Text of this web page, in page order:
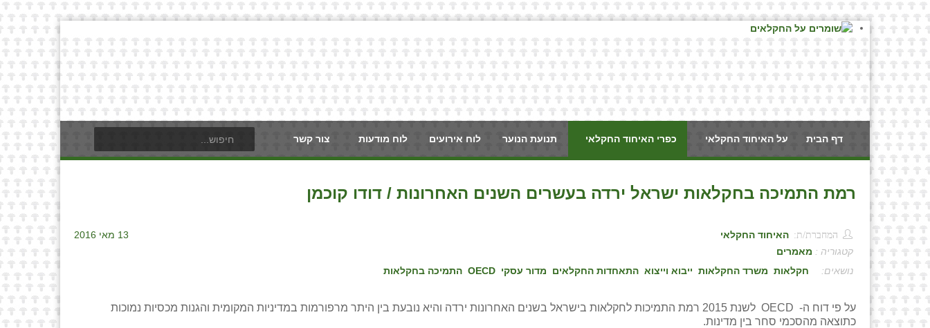
דף הבית על האיחוד החקלאי כפרי האיחוד החקלאי תנועת הנוער לוח אירועים לוח מודעות צור קשר
רמת התמיכה בחקלאות ישראל ירדה בעשרים השנים האחרונות / דודו קוכמן
13 מאי 2016 המחברת/ת: האיחוד החקלאי
קטגוריה : מאמרים
:
חקלאות משרד החקלאות ייבוא וייצוא התאחדות החקלאים מדור עסקי OECD התמיכה בחקלאות
על פי דוח ה- OECD לשנת 2015 רמת התמיכות לחקלאות בישראל בשנים האחרונות ירדה והיא נובעת בין היתר מרפורמות במדיניות המקומית והגנות מכסיות נמוכות
כתוצאה מהסכמי סחר בין מדינות.